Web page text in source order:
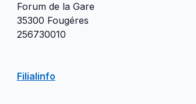
Forum de la Gare
35300 Fougéres
256730010
Filialinfo